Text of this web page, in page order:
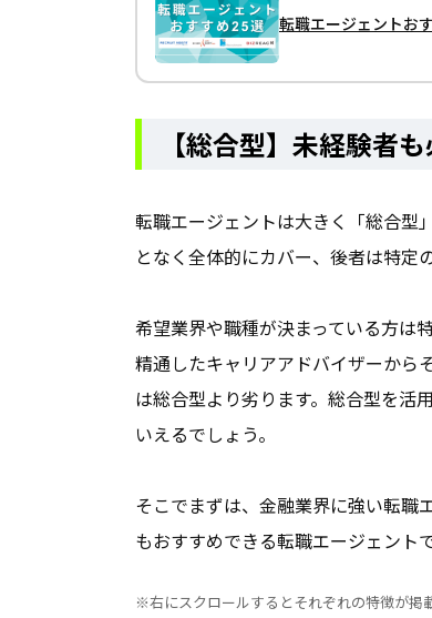
転職エージェントお
【総合型】未経験者
転職エージェントは大きく「総合型
となく全体的にカバー、後者は特定
希望業界や職種が決まっている方は
精通したキャリアアドバイザーから
は総合型より劣ります。総合型を活
いえるでしょう。
そこでまずは、金融業界に強い転職
もおすすめできる転職エージェント
※右にスクロールするとそれぞれの特徴が掲